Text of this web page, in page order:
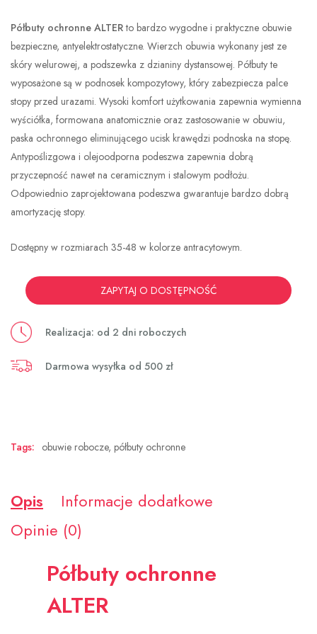
Półbuty ochronne ALTERto bardzo wygodne i praktyczne obuwie
bezpieczne, antyelektrostatyczne. Wierzch obuwia wykonany jest ze
skóry welurowej, a podszewka z dzianiny dystansowej. Półbuty te
wyposażone są w podnosek kompozytowy, który zabezpiecza palce
stopy przed urazami. Wysoki komfort użytkowania zapewnia wymienna
wyściółka, formowana anatomicznie oraz zastosowanie w obuwiu,
paska ochronnego eliminującego ucisk krawędzi podnoska na stopę.
Antypoślizgowa i olejoodporna podeszwa zapewnia dobrą
przyczepność nawet na ceramicznym i stalowym podłożu.
Odpowiednio zaprojektowana podeszwa gwarantuje bardzo dobrą
amortyzację stopy.
Dostępny w rozmiarach 35-48 w kolorze antracytowym.
ZAPYTAJ O DOSTĘPNOŚĆ
Realizacja: od 2 dni roboczych
Darmowa wysyłka od 500 zł
Tags: obuwie robocze, półbuty ochronne
Opis
Informacje dodatkowe
Opinie (0)
Półbuty ochronne
ALTER